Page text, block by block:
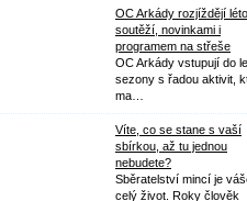
OC Arkády rozjíždějí léto
soutěží, novinkami i
programem na střeše
OC Arkády vstupují do
sezony s řadou aktivit,
ma…
Víte, co se stane s vaší
sbírkou, až tu jednou
nebudete?
Sběratelství mincí je
celý život. Roky člověk